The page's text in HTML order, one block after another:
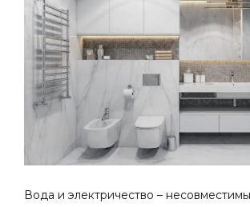
Вода и электричество –